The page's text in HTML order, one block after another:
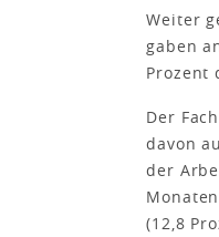
Weiter
gaben
Prozent
Der
davon
der
(12,8